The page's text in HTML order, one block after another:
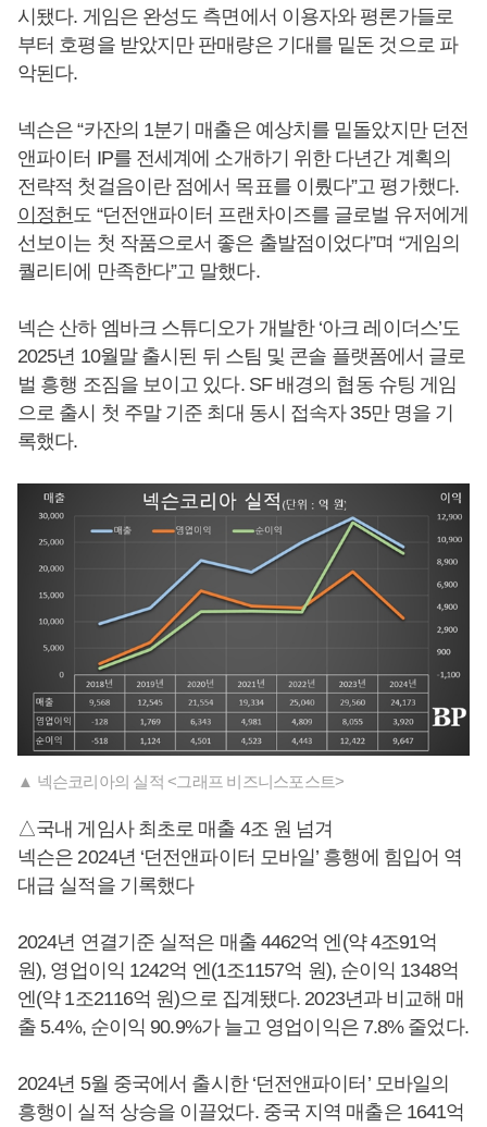
시됐다. 게임은 완성도 측면에서 이용자와 평론가들로
부터 호평을 받았지만 판매량은 기대를 밑돈 것으로 파
악된다.
넥슨은 “카잔의 1분기 매출은 예상치를 밑돌았지만 던전
앤파이터 IP를 전세계에 소개하기 위한 다년간 계획의
전략적 첫걸음이란 점에서 목표를 이뤘다”고 평가했다.
이정헌도 “던전앤파이터 프랜차이즈를 글로벌 유저에게
선보이는 첫 작품으로서 좋은 출발점이었다”며 “게임의
퀄리티에 만족한다”고 말했다.
넥슨 산하 엠바크 스튜디오가 개발한 ‘아크 레이더스’도
2025년 10월말 출시된 뒤 스팀 및 콘솔 플랫폼에서 글로
벌 흥행 조짐을 보이고 있다. SF 배경의 협동 슈팅 게임
으로 출시 첫 주말 기준 최대 동시 접속자 35만 명을 기
록했다.
▲ 넥슨코리아의 실적 <그래프 비즈니스포스트>
△국내 게임사 최초로 매출 4조 원 넘겨
넥슨은 2024년 ‘던전앤파이터 모바일’ 흥행에 힘입어 역
대급 실적을 기록했다
2024년 연결기준 실적은 매출 4462억 엔(약 4조91억
원), 영업이익 1242억 엔(1조1157억 원), 순이익 1348억
엔(약 1조2116억 원)으로 집계됐다. 2023년과 비교해 매
출 5.4%, 순이익 90.9%가 늘고 영업이익은 7.8% 줄었다.
2024년 5월 중국에서 출시한 ‘던전앤파이터’ 모바일의
흥행이 실적 상승을 이끌었다. 중국 지역 매출은 1641억